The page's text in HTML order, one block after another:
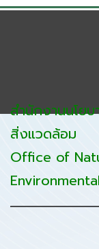
สำนักงานนโยบ
สิ่งแวดล้อม
Office of